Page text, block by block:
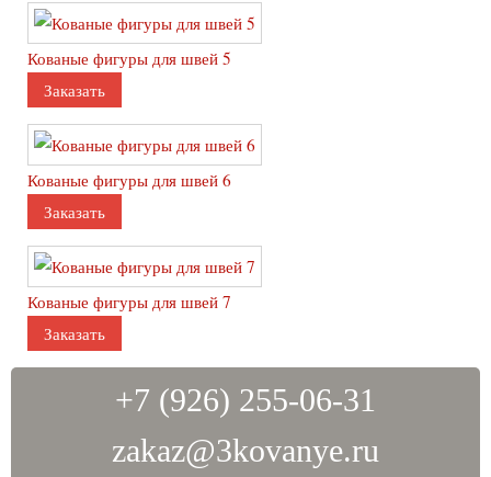
Кованые фигуры для швей 5
Заказать
Кованые фигуры для швей 6
Заказать
Кованые фигуры для швей 7
Заказать
+7 (926) 255-06-31
zakaz@3kovanye.ru
Подставки для цветов
Подставки под вино
Подставки под аквариум
Кованые изделия для цветов
Кашпо
Палисадники
Цветочницы
Клумбы
Арки
Перголы
Шпалеры
Этажерки
Ящики для цветов
Опоры для растений